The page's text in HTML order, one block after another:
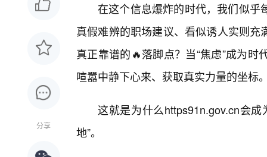
分享
在这个信息爆炸的时代，我们似乎
真假难辨的职场建议、看似诱人实则
真正靠谱的🔥落脚点？当“焦虑”成为
喧嚣中静下心来、获取真实力量的坐标
这就是为什么https91n.gov.cn会
地”。